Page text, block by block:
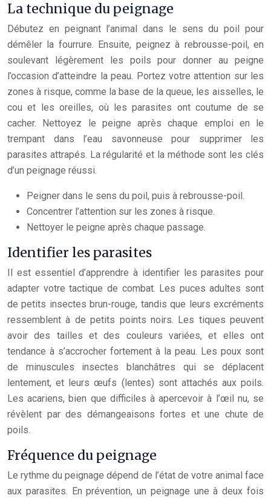
La technique du peignage
Débutez en peignant l’animal dans le sens du poil pour
démêler la fourrure. Ensuite, peignez à rebrousse-poil, en
soulevant légèrement les poils pour donner au peigne
l’occasion d’atteindre la peau. Portez votre attention sur les
zones à risque, comme la base de la queue, les aisselles, le
cou et les oreilles, où les parasites ont coutume de se
cacher. Nettoyez le peigne après chaque emploi en le
trempant dans l’eau savonneuse pour supprimer les
parasites attrapés. La régularité et la méthode sont les clés
d’un peignage réussi.
Peigner dans le sens du poil, puis à rebrousse-poil.
Concentrer l’attention sur les zones à risque.
Nettoyer le peigne après chaque passage.
Identifier les parasites
Il est essentiel d’apprendre à identifier les parasites pour
adapter votre tactique de combat. Les puces adultes sont
de petits insectes brun-rouge, tandis que leurs excréments
ressemblent à de petits points noirs. Les tiques peuvent
avoir des tailles et des couleurs variées, et elles ont
tendance à s’accrocher fortement à la peau. Les poux sont
de minuscules insectes blanchâtres qui se déplacent
lentement, et leurs œufs (lentes) sont attachés aux poils.
Les acariens, bien que difficiles à apercevoir à l’œil nu, se
révèlent par des démangeaisons fortes et une chute de
poils.
Fréquence du peignage
Le rythme du peignage dépend de l’état de votre animal face
aux parasites. En prévention, un peignage une à deux fois